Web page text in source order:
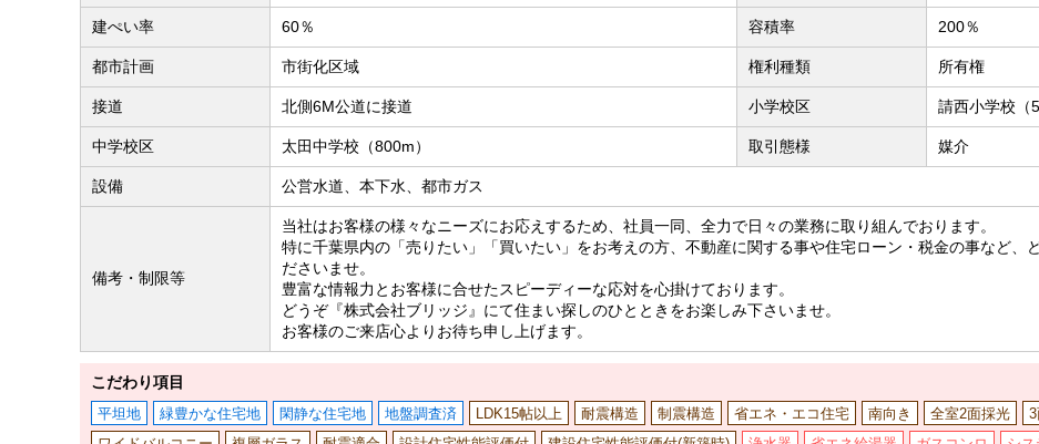
建ぺい率 60％ 容積率 200％
都市計画 市街化区域 権利種類 所有権
接道 北側6M公道に接道 小学校区 請西小学校（
中学校区 太田中学校（800m） 取引態様 媒介
設備 公営水道、本下水、都市ガス
備考・制限等
当社はお客様の様々なニーズにお応えするため、社員一同、全力で日々の業務に取り組んでおります。
特に千葉県内の「売りたい」「買いたい」をお考えの方、不動産に関する事や住宅ローン・税金の事など、
ださいませ。
豊富な情報力とお客様に合せたスピーディーな応対を心掛けております。
どうぞ『株式会社ブリッジ』にて住まい探しのひとときをお楽しみ下さいませ。
お客様のご来店心よりお待ち申し上げます。
こだわり項目
平坦地 緑豊かな住宅地 閑静な住宅地 地盤調査済 LDK15帖以上 耐震構造 制震構造 省エネ・エコ住宅 南向き 全室2面採光